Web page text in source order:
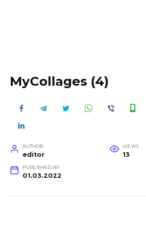
MyCollages (4)
AUTHOR
editor
VIEWS
13
PUBLISHED BY
01.03.2022